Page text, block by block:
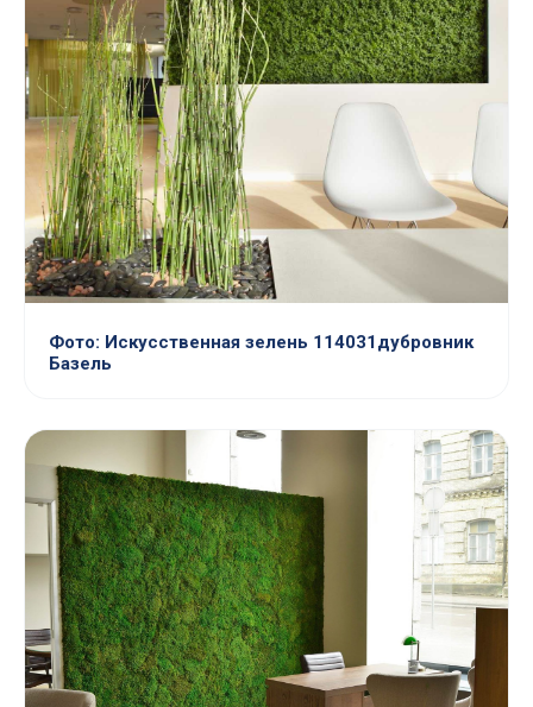
Фото: Искусственная зелень 114031дубровник
Базель